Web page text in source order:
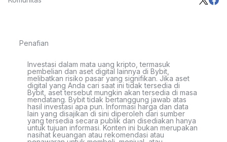
Penafian
Investasi dalam mata uang kripto, termasuk
pembelian dan aset digital lainnya di Bybit,
melibatkan risiko pasar yang signifikan. Jika aset
digital yang Anda cari saat ini tidak tersedia di
Bybit, aset tersebut mungkin akan tersedia di masa
mendatang. Bybit tidak bertanggung jawab atas
hasil investasi apa pun. Informasi harga dan data
lain yang disajikan di sini diperoleh dari sumber
yang tersedia secara publik dan disediakan hanya
untuk tujuan informasi. Konten ini bukan merupakan
nasihat keuangan atau rekomendasi atau